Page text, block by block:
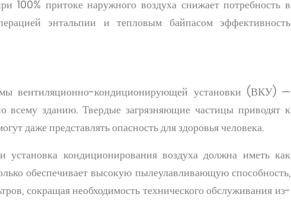
100% притоке наружного воздуха снижает потребность в
энтальпии и тепловым байпасом эффективность
вентиляционно-кондиционирующей установки (ВКУ) —
всему зданию. Твердые загрязняющие частицы приводят к
даже представлять опасность для здоровья человека.
установка кондиционирования воздуха должна иметь как
обеспечивает высокую пылеулавливающую способность,
сокращая необходимость технического обслуживания из-